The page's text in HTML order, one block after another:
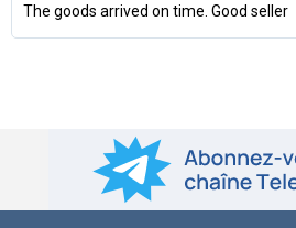
The goods arrived on time. Good seller